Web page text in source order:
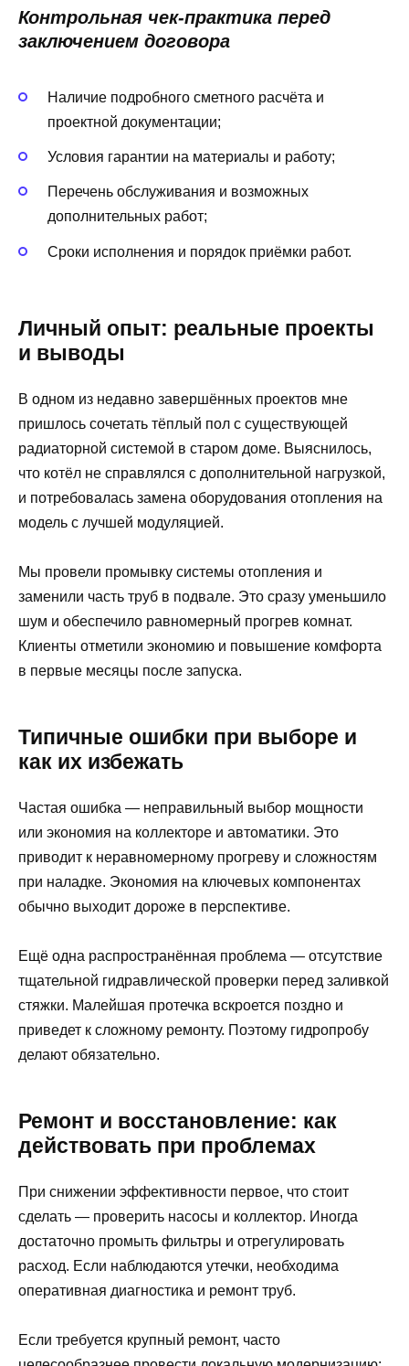
Контрольная чек‑практика перед
заключением договора
Наличие подробного сметного расчёта и
проектной документации;
Условия гарантии на материалы и работу;
Перечень обслуживания и возможных
дополнительных работ;
Сроки исполнения и порядок приёмки работ.
Личный опыт: реальные проекты
и выводы
В одном из недавно завершённых проектов мне
пришлось сочетать тёплый пол с существующей
радиаторной системой в старом доме. Выяснилось,
что котёл не справлялся с дополнительной нагрузкой,
и потребовалась замена оборудования отопления на
модель с лучшей модуляцией.
Мы провели промывку системы отопления и
заменили часть труб в подвале. Это сразу уменьшило
шум и обеспечило равномерный прогрев комнат.
Клиенты отметили экономию и повышение комфорта
в первые месяцы после запуска.
Типичные ошибки при выборе и
как их избежать
Частая ошибка — неправильный выбор мощности
или экономия на коллекторе и автоматики. Это
приводит к неравномерному прогреву и сложностям
при наладке. Экономия на ключевых компонентах
обычно выходит дороже в перспективе.
Ещё одна распространённая проблема — отсутствие
тщательной гидравлической проверки перед заливкой
стяжки. Малейшая протечка вскроется поздно и
приведет к сложному ремонту. Поэтому гидропробу
делают обязательно.
Ремонт и восстановление: как
действовать при проблемах
При снижении эффективности первое, что стоит
сделать — проверить насосы и коллектор. Иногда
достаточно промыть фильтры и отрегулировать
расход. Если наблюдаются утечки, необходима
оперативная диагностика и ремонт труб.
Если требуется крупный ремонт, часто